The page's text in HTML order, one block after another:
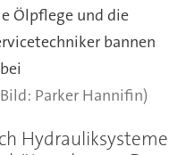
Ölpflege und die
bannen
Parker Hannifin)
Hydrauliksysteme